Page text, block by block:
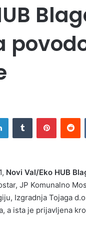
LinkedInTumblr Pinterest
Novi Val/Eko HUB
JP Komunalno
Izgradnja Tojaga
a ista je prijavljena